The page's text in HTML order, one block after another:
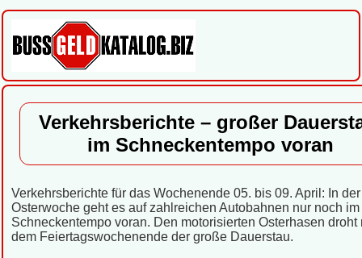
Verkehrsberichte – großer
im Schneckentempo voran
Verkehrsberichte für das Wochenende 05. bis 09. April: In der
Osterwoche geht es auf zahlreichen Autobahnen nur noch im
Schneckentempo voran. Den motorisierten Osterhasen droht
dem Feiertagswochenende der große Dauerstau.